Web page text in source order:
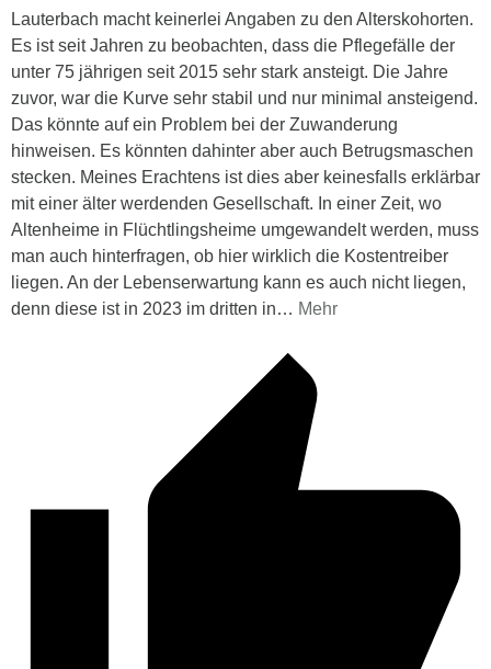
Lauterbach macht keinerlei Angaben zu den Alterskohorten.
Es ist seit Jahren zu beobachten, dass die Pflegefälle der
unter 75 jährigen seit 2015 sehr stark ansteigt. Die Jahre
zuvor, war die Kurve sehr stabil und nur minimal ansteigend.
Das könnte auf ein Problem bei der Zuwanderung
hinweisen. Es könnten dahinter aber auch Betrugsmaschen
stecken. Meines Erachtens ist dies aber keinesfalls erklärbar
mit einer älter werdenden Gesellschaft. In einer Zeit, wo
Altenheime in Flüchtlingsheime umgewandelt werden, muss
man auch hinterfragen, ob hier wirklich die Kostentreiber
liegen. An der Lebenserwartung kann es auch nicht liegen,
denn diese ist in 2023 im dritten in… Mehr